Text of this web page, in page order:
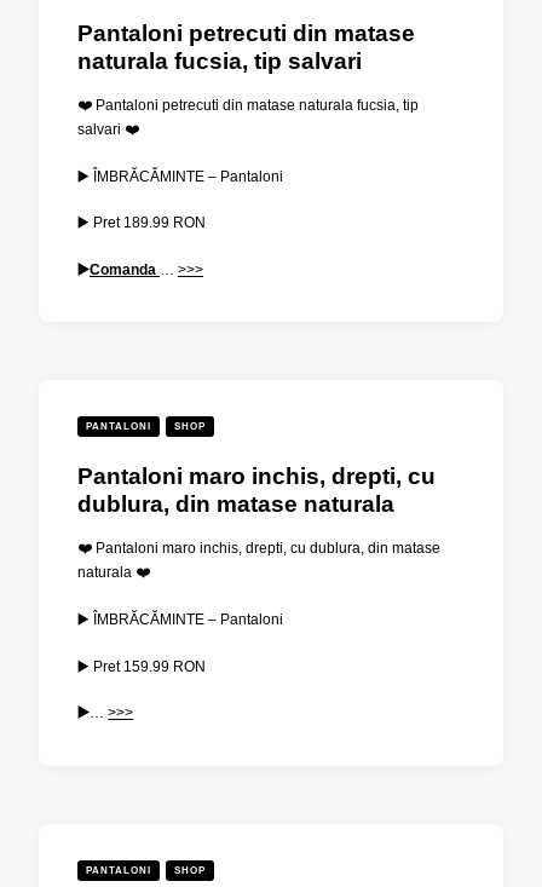
Pantaloni petrecuti din matase
naturala fucsia, tip salvari
❤️ Pantaloni petrecuti din matase naturala fucsia, tip
salvari ❤️
▶️ ÎMBRĂCĂMINTE – Pantaloni
▶️ Pret 189.99 RON
▶️Comanda … >>>
PANTALONI SHOP
Pantaloni maro inchis, drepti, cu
dublura, din matase naturala
❤️ Pantaloni maro inchis, drepti, cu dublura, din matase
naturala ❤️
▶️ ÎMBRĂCĂMINTE – Pantaloni
▶️ Pret 159.99 RON
▶️… >>>
PANTALONI SHOP